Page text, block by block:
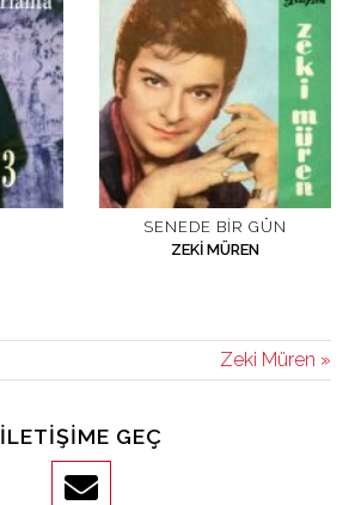
SENEDE BIR GÜN
ZEKI MÜREN
Zeki Müren »
İLETIŞIME GEÇ